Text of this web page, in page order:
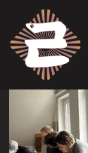
Zum
Inhalt
springen